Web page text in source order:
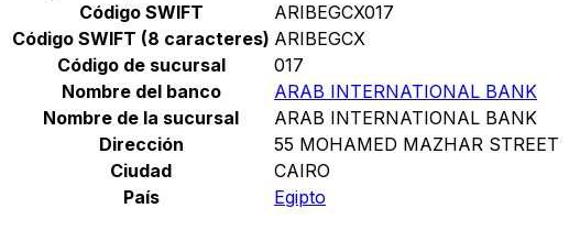
Código SWIFT
ARIBEGCX017
Código SWIFT (8 caracteres) ARIBEGCX
Código de sucursal
017
Nombre del banco
ARAB INTERNATIONAL BANK
Nombre de la sucursal
ARAB INTERNATIONAL BANK
Dirección
55 MOHAMED MAZHAR STREET
Ciudad
CAIRO
País
Egipto